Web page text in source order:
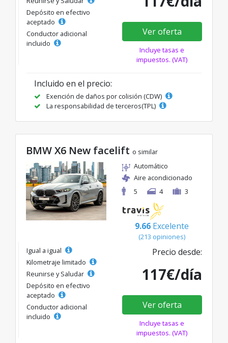
Depósito en efectivo
aceptado
Conductor adicional
incluido
Ver oferta
Incluye tasas e
impuestos. (VAT)
Incluido en el precio:
Exención de daños por colisión (CDW)
La responsabilidad de terceros(TPL)
BMW X6 New facelift o similar
Automático
Aire acondicionado
5
4 3
9.66 Excelente
(213 opiniones)
Igual a igual
Kilometraje limitado
Reunirse y Saludar
Depósito en efectivo
aceptado
Conductor adicional
incluido
Precio desde:
117€/día
Ver oferta
Incluye tasas e
impuestos. (VAT)